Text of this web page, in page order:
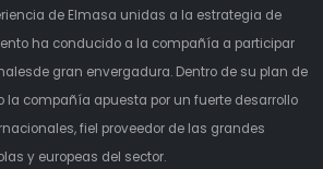
de Elmasa unidas a la estrategia de
ha conducido a la compañía a participar
gran envergadura. Dentro de su plan de
la compañía apuesta por un fuerte desarrollo
fiel proveedor de las grandes
y europeas del sector.